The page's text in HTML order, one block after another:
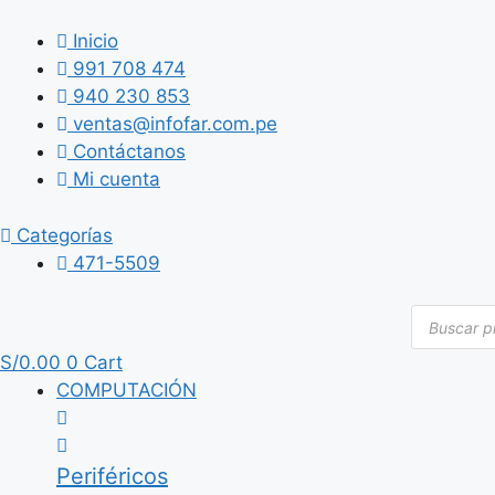
contenido
Inicio
991 708 474
940 230 853
ventas@infofar.com.pe
Contáctanos
Mi cuenta
Categorías
471-5509
de
S/0.00 0 Cart
COMPUTACIÓN
Periféricos